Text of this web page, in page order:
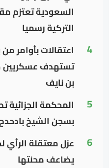
السعودية تعتزم
التركية رسميا
4
اعتقالات بأوامر
تستهدف عسكريين
بن نايف
5
المحكمة الجزائية
بسجن الشيخ بادحدح 6
6
عزل معتقلة الرأي
يضاعف محنتها